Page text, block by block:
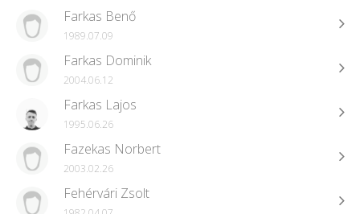
Farkas Benő
1989.07.09
Farkas Dominik
2004.06.12
Farkas Lajos
1995.06.26
Fazekas Norbert
2003.02.26
Fehérvári Zsolt